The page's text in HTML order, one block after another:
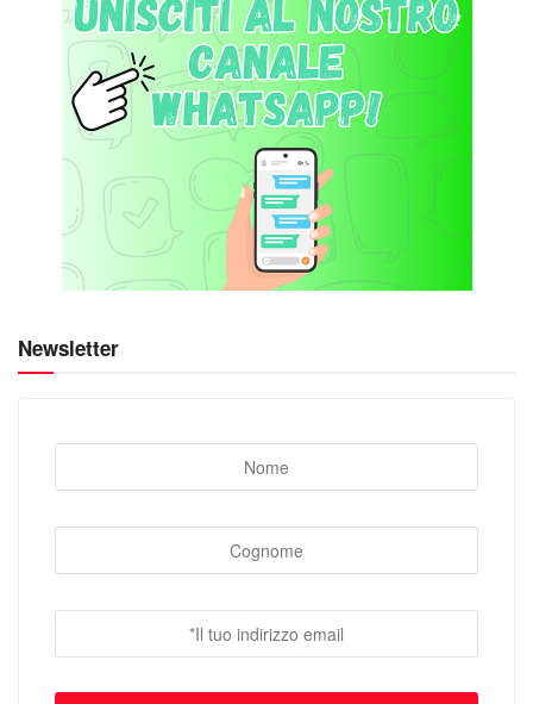
Newsletter